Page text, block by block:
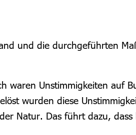
und die durchgeführten
waren Unstimmigkeiten auf
wurden diese
Natur. Das führt dazu, dass